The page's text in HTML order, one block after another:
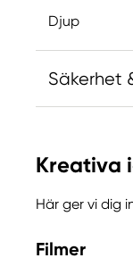
Djup
Säkerhet
Derwent
Kreativa
Här ger vi dig
Filmer